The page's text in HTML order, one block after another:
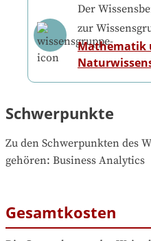
Der
zur
Mathematik
Schwerpunkte
Zu den Schwerpunkten des
gehören: Business Analytics
Gesamtkosten